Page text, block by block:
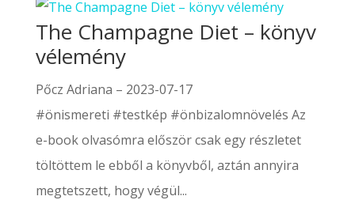
The Champagne Diet – könyv
vélemény
Pőcz Adriana – 2023-07-17
#önismereti #testkép #önbizalomnövelés Az
e-book olvasómra először csak egy részletet
töltöttem le ebből a könyvből, aztán annyira
megtetszett, hogy végül...